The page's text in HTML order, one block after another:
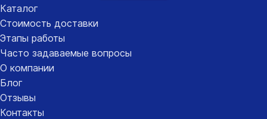
Каталог
Стоимость доставки
Этапы работы
Часто задаваемые вопросы
О компании
Блог
Отзывы
Контакты